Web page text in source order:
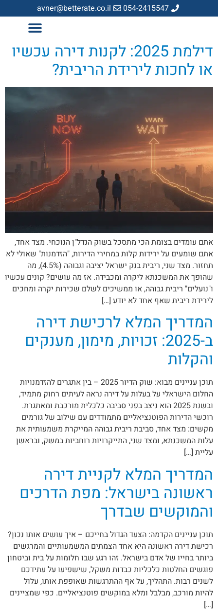
054-2415547
avner@betterate.co.il
דילמת 2025: לקנות דירה עכשיו
או לחכות לירידת הריבית?
אתם עומדים בצומת הכי מתסכל בשוק הנדל"ן הנוכחי. מצד אחד,
אתם שומעים על ירידות קלות במחירי הדירות, "הזדמנות" שאולי לא
תחזור. מצד שני, ריבית בנק ישראל יציבה וגבוהה (4.5%), מה
שהופך את המשכנתא ליקרה ומכבידה. אז מה עושים? קונים עכשיו
ו"נועלים" ריבית גבוהה, או ממשיכים לשלם שכירות יקרה ומחכים
לירידת ריבית שאף אחד לא יודע […]
המדריך המלא לרכישת דירה
ב-2025: זכויות, מימון, מענקים
והקלות
תוכן עניינים מבוא: שוק הדיור 2025 – בין אתגרים להזדמנויות
החלום הישראלי על בעלות על דירה נראה לעיתים רחוק מתמיד,
ובשנת 2025 הוא ניצב בפני סביבה כלכלית מורכבת ומאתגרת.
רוכשי הדירות הפוטנציאליים מתמודדים עם שילוב של גורמים
מקשים: מצד אחד, סביבת ריבית גבוהה המייקרת משמעותית את
עלות המשכנתא, ומצד שני, התייקרויות רוחביות במשק, ובראשן
עליית […]
המדריך המלא לקניית דירה
ראשונה בישראל: מפת הדרכים
והמוקשים שבדרך
תוכן עניינים הקדמה: הצעד הגדול בחייכם – איך עושים אותו נכון?
רכישת דירה ראשונה היא אחד הצמתים המשמעותיים והמרגשים
ביותר בחייו של אדם בישראל. זהו רגע שבו חלומות על בית וביטחון
פוגשים החלטות כלכליות כבדות משקל, שישפיעו על עתידכם
לשנים רבות. התהליך, על אף ההתרגשות שאופפת אותו, עלול
להיות מורכב, מבלבל ומלא במוקשים פוטנציאליים. כפי שמציינים
[…]